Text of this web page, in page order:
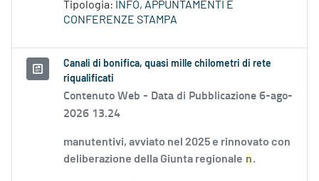
Tipologia:
INFO, APPUNTAMENTI E
CONFERENZE STAMPA
Canali di bonifica, quasi mille chilometri di rete
riqualificati
Contenuto Web - Data di Pubblicazione 6-ago-
2026 13.24
manutentivi, avviato nel 2025 e rinnovato con
deliberazione della Giunta regionale n.